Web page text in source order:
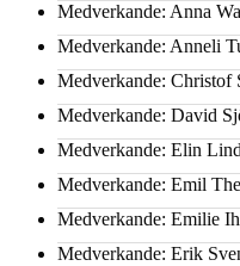
Medverkande: Anna
Medverkande: Anneli
Medverkande: Christof
Medverkande: David
Medverkande: Elin
Medverkande: Emil
Medverkande: Emilie
Medverkande: Erik